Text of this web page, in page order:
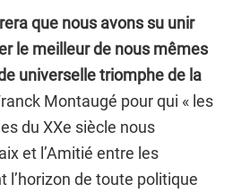
que nous avons su unir
le meilleur de nous mêmes
universelle triomphe de la
Montaugé pour qui « les
du XXe siècle nous
et l’Amitié entre les
l’horizon de toute politique